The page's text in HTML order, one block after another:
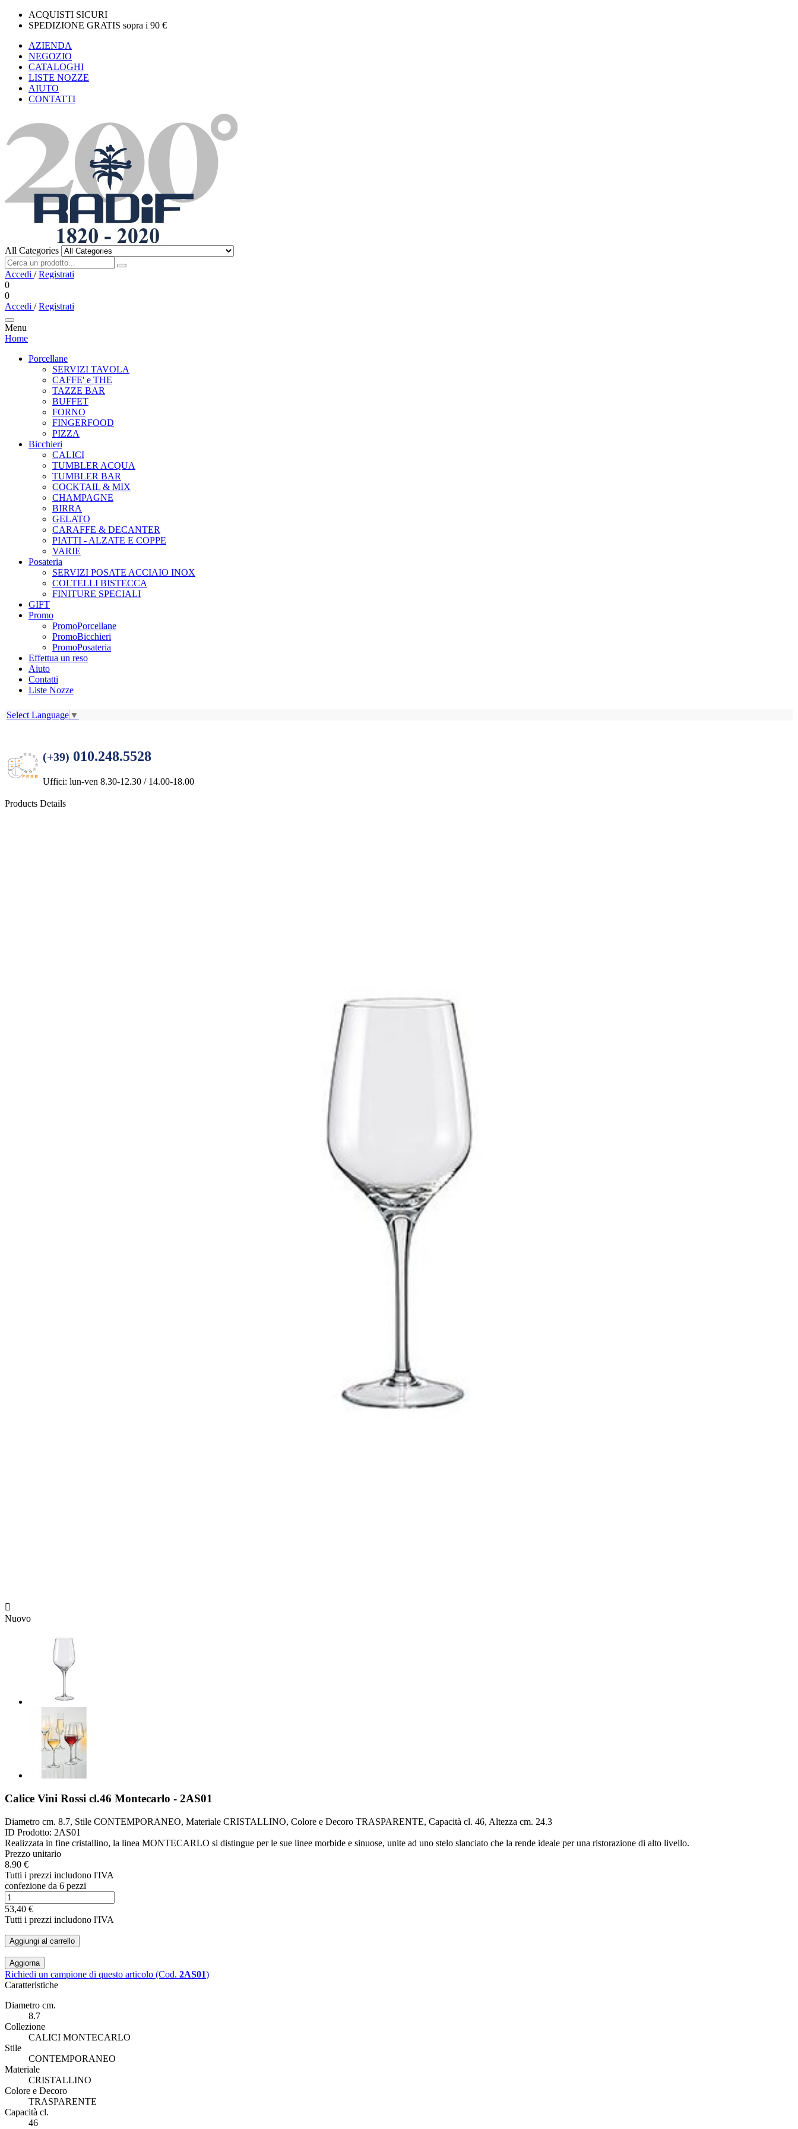
ACQUISTI SICURI
SPEDIZIONE GRATIS sopra i 90 €
AZIENDA
NEGOZIO
CATALOGHI
LISTE NOZZE
AIUTO
CONTATTI
All Categories
Accedi /Registrati
0
0
Accedi /Registrati
Menu
Home
Porcellane
SERVIZI TAVOLA
CAFFE' e THE
TAZZE BAR
BUFFET
FORNO
FINGERFOOD
PIZZA
Bicchieri
CALICI
TUMBLER ACQUA
TUMBLER BAR
COCKTAIL & MIX
CHAMPAGNE
BIRRA
GELATO
CARAFFE & DECANTER
PIATTI - ALZATE E COPPE
VARIE
Posateria
SERVIZI POSATE ACCIAIO INOX
COLTELLI BISTECCA
FINITURE SPECIALI
GIFT
Promo
PromoPorcellane
PromoBicchieri
PromoPosateria
Effettua un reso
Aiuto
Contatti
Liste Nozze
Select Language ▼
(+39) 010.248.5528
Uffici: lun-ven 8.30-12.30 / 14.00-18.00
Products Details

Nuovo
Calice Vini Rossi cl.46 Montecarlo - 2AS01
Diametro cm. 8.7, Stile CONTEMPORANEO, Materiale CRISTALLINO, Colore e Decoro TRASPARENTE, Capacità cl. 46, Altezza cm. 24.3
ID Prodotto: 2AS01
Realizzata in fine cristallino, la linea MONTECARLO si distingue per le sue linee morbide e sinuose, unite ad uno stelo slanciato che la rende ideale per una ristorazione di alto livello.
Prezzo unitario
8.90 €
Tutti i prezzi includono l'IVA
confezione da 6 pezzi
53,40 €
Tutti i prezzi includono l'IVA
Aggiungi al carrello
Richiedi un campione di questo articolo (Cod. 2AS01)
Caratteristiche
Diametro cm.
8.7
Collezione
CALICI MONTECARLO
Stile
CONTEMPORANEO
Materiale
CRISTALLINO
Colore e Decoro
TRASPARENTE
Capacità cl.
46